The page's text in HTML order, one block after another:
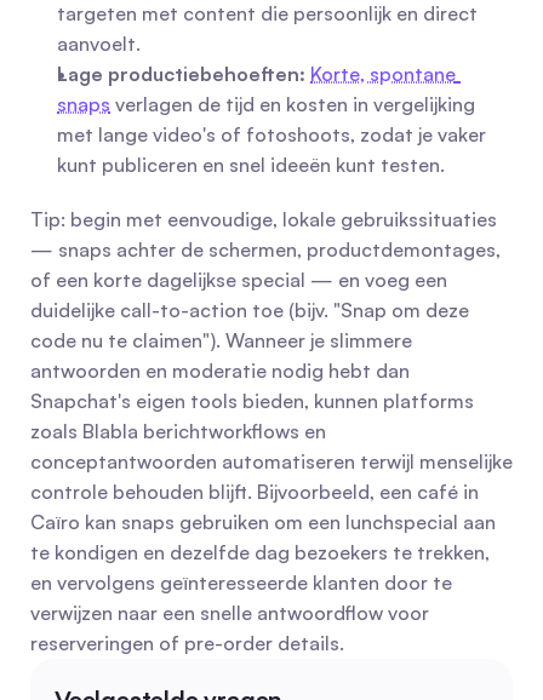
targeten met content die persoonlijk en direct
aanvoelt.
Lage productiebehoeften: Korte, spontane
snaps verlagen de tijd en kosten in vergelijking
met lange video's of fotoshoots, zodat je vaker
kunt publiceren en snel ideeën kunt testen.
Tip: begin met eenvoudige, lokale gebruikssituaties
— snaps achter de schermen, productdemontages,
of een korte dagelijkse special — en voeg een
duidelijke call-to-action toe (bijv. "Snap om deze
code nu te claimen"). Wanneer je slimmere
antwoorden en moderatie nodig hebt dan
Snapchat's eigen tools bieden, kunnen platforms
zoals Blabla berichtworkflows en
conceptantwoorden automatiseren terwijl menselijke
controle behouden blijft. Bijvoorbeeld, een café in
Caïro kan snaps gebruiken om een lunchspecial aan
te kondigen en dezelfde dag bezoekers te trekken,
en vervolgens geïnteresseerde klanten door te
verwijzen naar een snelle antwoordflow voor
reserveringen of pre-order details.